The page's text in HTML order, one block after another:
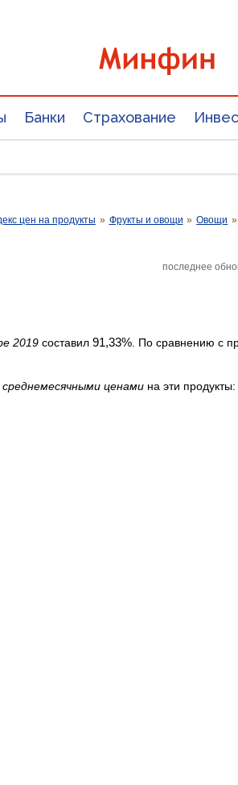
Банки Страхование
цен на продукты » Фрукты и овощи » Овощи »
последнее
2019 составил 91,33% . По сравнению с
ценами на эти продукты: